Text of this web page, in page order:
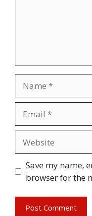
Save my name,
browser for the